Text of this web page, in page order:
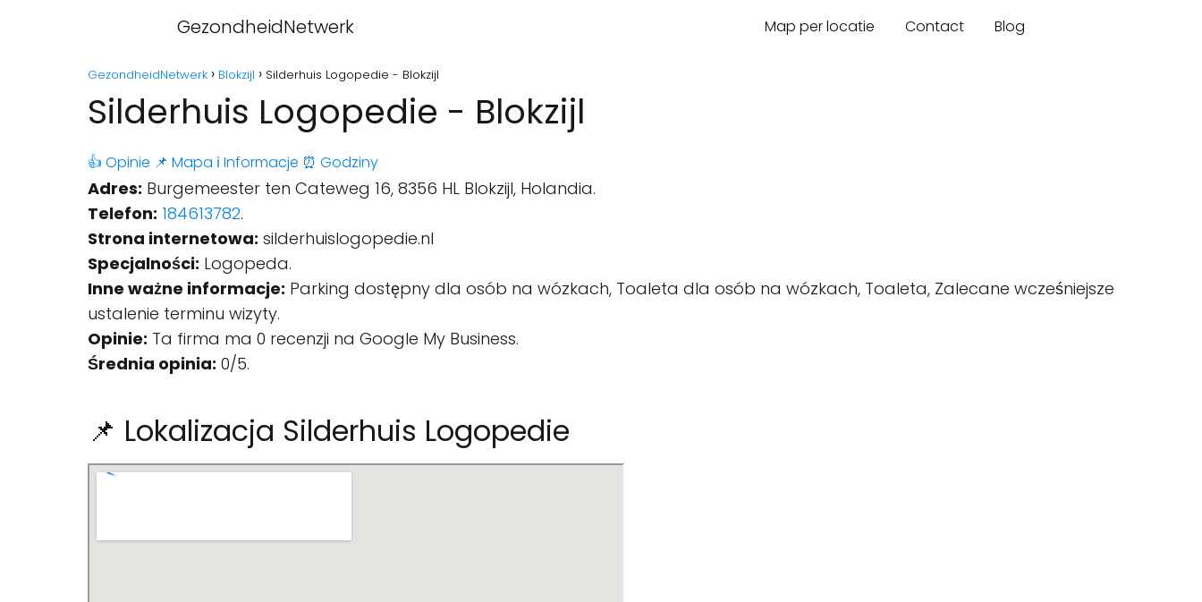
GezondheidNetwerk Map per locatie Contact Blog
GezondheidNetwerk Blokzijl Silderhuis Logopedie - Blokzijl
Silderhuis Logopedie - Blokzijl
👍 Opinie 📌 Mapa ℹ️ Informacje ⏰ Godziny
Adres: Burgemeester ten Cateweg 16, 8356 HL Blokzijl, Holandia.
Telefon: 184613782.
Strona internetowa: silderhuislogopedie.nl
Specjalności: Logopeda.
Inne ważne informacje: Parking dostępny dla osób na wózkach, Toaleta dla osób na wózkach, Toaleta, Zalecane wcześniejsze
ustalenie terminu wizyty.
Opinie: Ta firma ma 0 recenzji na Google My Business.
Średnia opinia: 0/5.
📌 Lokalizacja Silderhuis Logopedie